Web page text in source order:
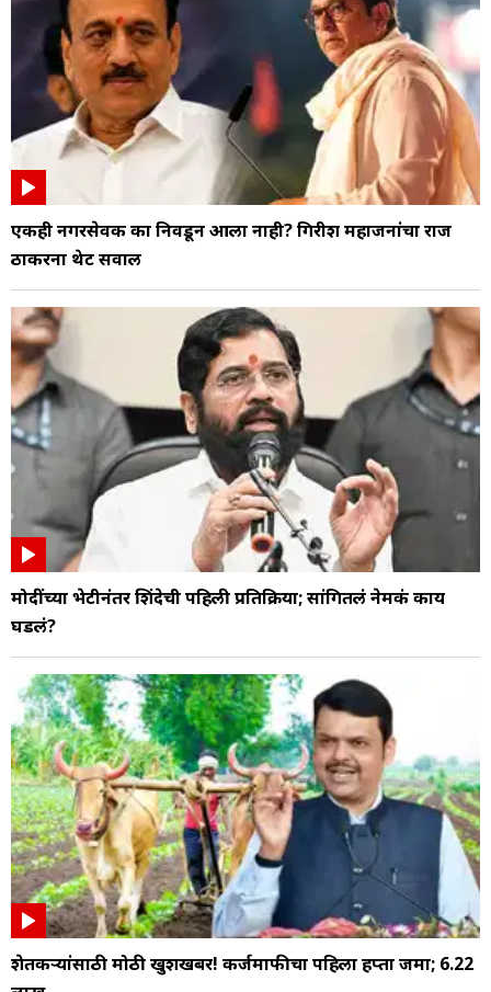
एकही नगरसेवक का निवडून आला नाही? गिरीश महाजनांचा राज
ठाकरेंना थेट सवाल
मोदींच्या भेटीनंतर शिंदेची पहिली प्रतिक्रिया; सांगितलं नेमकं काय
घडलं?
शेतकऱ्यांसाठी मोठी खुशखबर! कर्जमाफीचा पहिला हप्ता जमा; 6.22